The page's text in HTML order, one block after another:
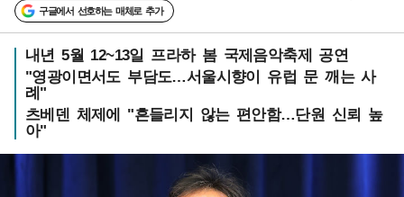
구글에서 선호하는 매체로 추가
내년 5월 12~13일 프라하 봄 국제음악축제 공연
"영광이면서도 부담도…서울시향이 유럽 문 깨는 사
례"
츠베덴 체제에 "흔들리지 않는 편안함…단원 신뢰 높
아"